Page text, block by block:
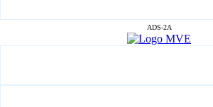
ADS-2A